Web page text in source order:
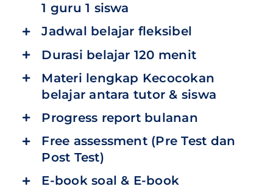
1 guru 1 siswa
Jadwal belajar fleksibel
Durasi belajar 120 menit
Materi lengkap Kecocokan
belajar antara tutor & siswa
Progress report bulanan
Free assessment (Pre Test dan
Post Test)
E-book soal & E-book